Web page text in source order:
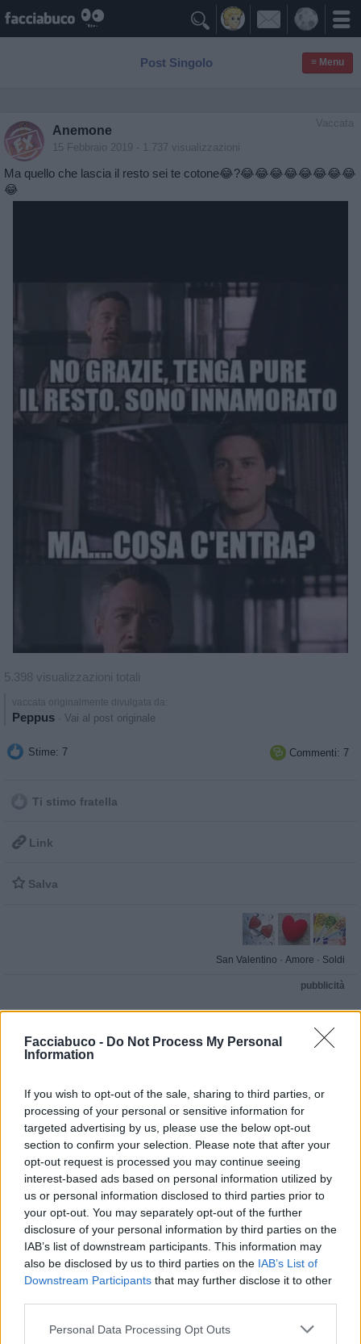
Facciabuco - Do Not Process My Personal
Information
If you wish to opt-out of the sale, sharing to third parties, or
processing of your personal or sensitive information for
targeted advertising by us, please use the below opt-out
section to confirm your selection. Please note that after your
opt-out request is processed you may continue seeing
interest-based ads based on personal information utilized by
us or personal information disclosed to third parties prior to
your opt-out. You may separately opt-out of the further
disclosure of your personal information by third parties on the
IAB’s list of downstream participants. This information may
also be disclosed by us to third parties on the IAB’s List of
Downstream Participants that may further disclose it to other
Personal Data Processing Opt Outs

Post Singolo ≡ Menu
Vaccata
Anemone
15 Febbraio 2019 - 1.737 visualizzazioni
Ma quello che lascia il resto sei te cotone😂?😂😂😂😂😂😂😂😂
😂
5.398 visualizzazioni totali
vaccata originalmente divulgata da:
Peppus Vai al post originale
Stime: 7  Commenti: 7
Ti stimo fratella
 Link
 Salva
San Valentino · Amore · Soldi
pubblicità